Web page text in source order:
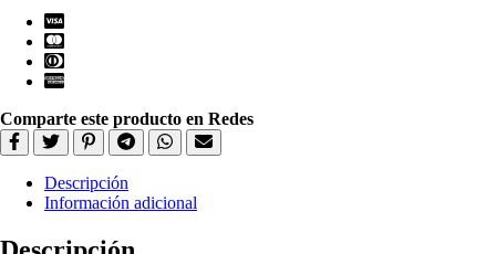
Comparte este producto en Redes
Descripción
Información adicional